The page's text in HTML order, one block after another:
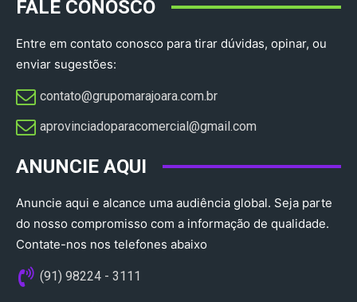
FALE CONOSCO
Entre em contato conosco para tirar dúvidas, opinar, ou
enviar sugestões:
contato@grupomarajoara.com.br
aprovinciadoparacomercial@gmail.com​
ANUNCIE AQUI
Anuncie aqui e alcance uma audiência global. Seja parte
do nosso compromisso com a informação de qualidade.
Contate-nos nos telefones abaixo
(91) 98224 - 3111